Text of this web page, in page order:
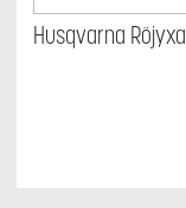
Husqvarna Röjyxa